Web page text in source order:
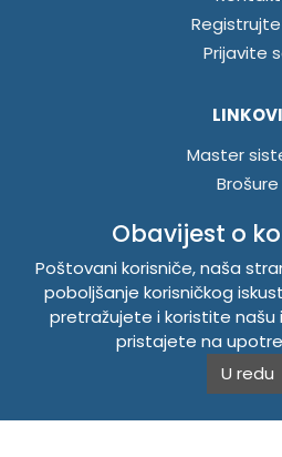
Prijavite
LINKOVI
Master
Brošure
Politika o
Uslovi
Politika
Obavijest o
Poštovani korisniče, naša
poboljšanje korisničkog
pretražujete i koristite
pristajete na
U redu